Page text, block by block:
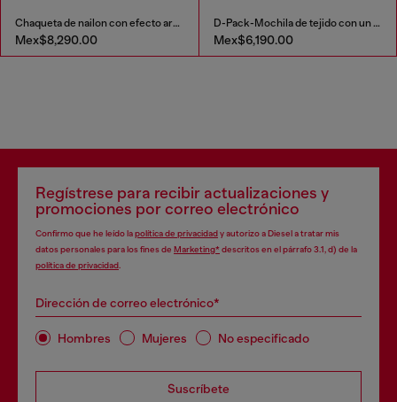
Chaqueta de nailon con efecto arrugado
Mex$8,290.00
D-Pack-Mochila de tejido con un toque de satén
Mex$6,190.00
Regístrese para recibir actualizaciones y
promociones por correo electrónico
Confirmo que he leído lapolítica de privacidady autorizo a Diesel a tratar mis
datos personales para los fines de Marketing*descritos en el párrafo 3.1, d) de la
política de privacidad.
Dirección de correo electrónico*
Hombres Mujeres No especificado
Suscríbete